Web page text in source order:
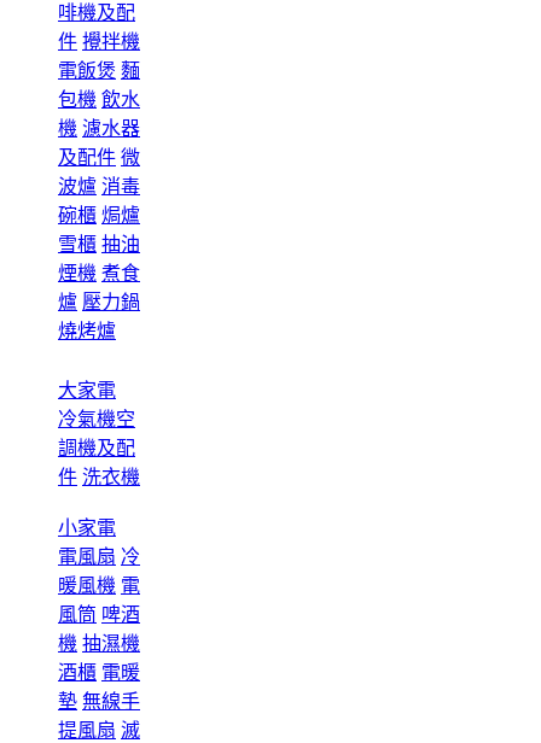
啡機及配
件 攪拌機
電飯煲 麵
包機 飲水
機 濾水器
及配件 微
波爐 消毒
碗櫃 焗爐
雪櫃 抽油
煙機 煮食
爐 壓力鍋
燒烤爐
大家電
冷氣機空
調機及配
件 洗衣機
小家電
電風扇 冷
暖風機 電
風筒 啤酒
機 抽濕機
酒櫃 電暖
墊 無線手
提風扇 滅